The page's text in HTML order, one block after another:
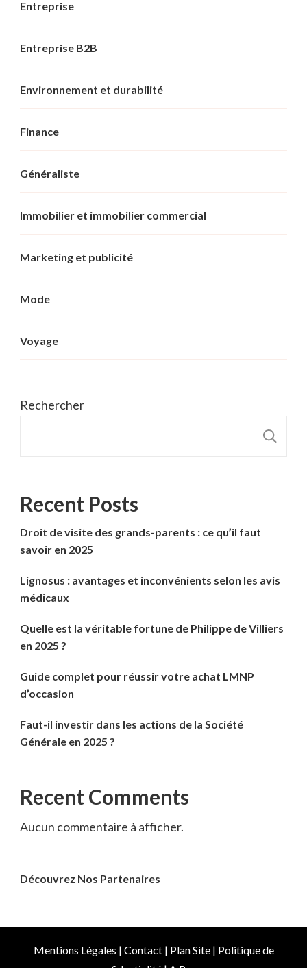
Entreprise
Entreprise B2B
Environnement et durabilité
Finance
Généraliste
Immobilier et immobilier commercial
Marketing et publicité
Mode
Voyage
Rechercher
Recent Posts
Droit de visite des grands-parents : ce qu’il faut
savoir en 2025
Lignosus : avantages et inconvénients selon les avis
médicaux
Quelle est la véritable fortune de Philippe de Villiers
en 2025 ?
Guide complet pour réussir votre achat LMNP
d’occasion
Faut-il investir dans les actions de la Société
Générale en 2025 ?
Recent Comments
Aucun commentaire à afficher.
Découvrez Nos Partenaires
Mentions Légales | Contact| Plan Site| Politique de